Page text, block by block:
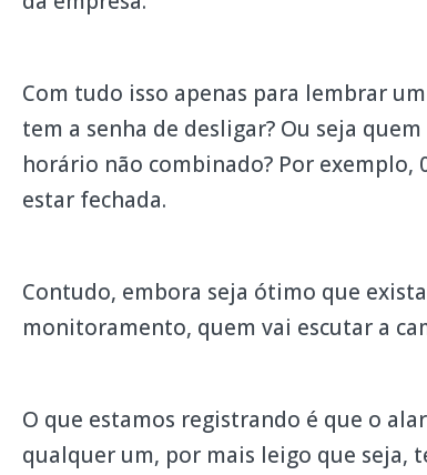
Com tudo isso apenas para lembrar
tem a senha de desligar? Ou seja
horário não combinado? Por exemplo,
estar fechada.
Contudo, embora seja ótimo que
monitoramento, quem vai escutar a
O que estamos registrando é que o
qualquer um, por mais leigo que seja,